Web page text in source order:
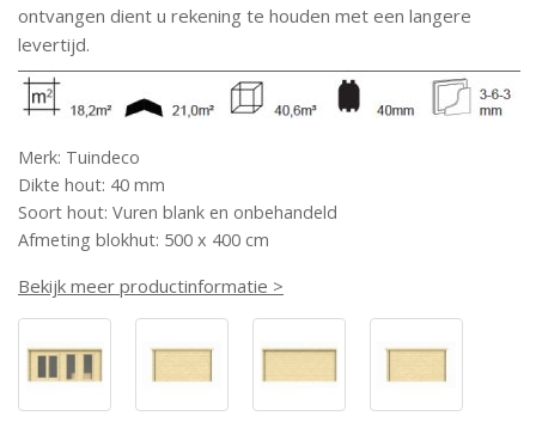
ontvangen dient u rekening te houden met een langere
levertijd.
Merk: Tuindeco
Dikte hout: 40 mm
Soort hout: Vuren blank en onbehandeld
Afmeting blokhut: 500 x 400 cm
Bekijk meer productinformatie >